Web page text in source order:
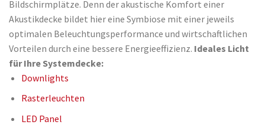
Bildschirmplätze. Denn der akustische Komfort einer
Akustikdecke bildet hier eine Symbiose mit einer jeweils
optimalen Beleuchtungsperformance und wirtschaftlichen
Vorteilen durch eine bessere Energieeffizienz. Ideales Licht
für Ihre Systemdecke:
Downlights
Rasterleuchten
LED Panel